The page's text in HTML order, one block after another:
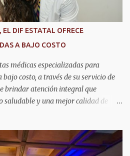
DIF ESTATAL OFRECE
A BAJO COSTO
médicas especializadas para
costo, a través de su servicio de
brindar atención integral que
saludable y una mejor calidad de
el diagnóstico y tratamiento
en las personas mayores de 60